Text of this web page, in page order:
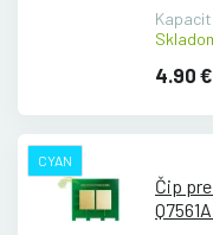
4.90 €
CYAN
Čip